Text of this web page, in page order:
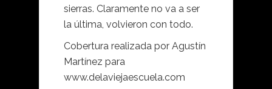
sierras. Claramente no va a ser
la última, volvieron con todo.
Cobertura realizada por Agustín
Martínez para
www.delaviejaescuela.com